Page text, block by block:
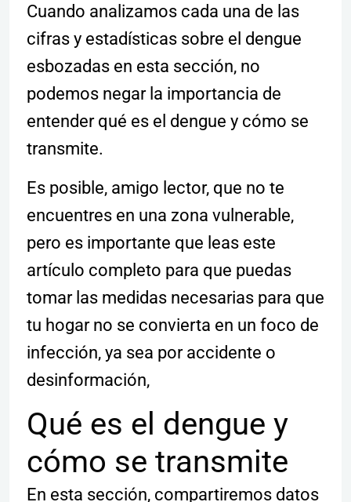
Cuando analizamos cada una de las
cifras y estadísticas sobre el dengue
esbozadas en esta sección, no
podemos negar la importancia de
entender qué es el dengue y cómo se
transmite.
Es posible, amigo lector, que no te
encuentres en una zona vulnerable,
pero es importante que leas este
artículo completo para que puedas
tomar las medidas necesarias para que
tu hogar no se convierta en un foco de
infección, ya sea por accidente o
desinformación,
Qué es el dengue y
cómo se transmite
En esta sección, compartiremos datos